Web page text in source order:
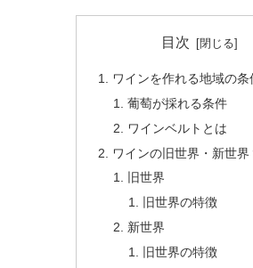
目次
ワインを作れる地域の条
葡萄が採れる条件
ワインベルトとは
ワインの旧世界・新世界
旧世界
旧世界の特徴
新世界
旧世界の特徴